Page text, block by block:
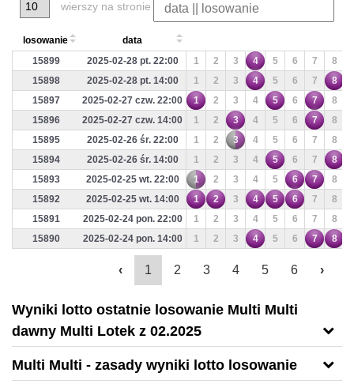
wierszy na stronie
losowanie
data
15899
2025-02-28 pt. 22:00 1 2 3 4 5 6 7 8
15898
2025-02-28 pt. 14:00 1 2 3 4 5 6 7 8
15897
2025-02-27 czw. 22:00 1 2 3 4 5 6 7 8
15896
2025-02-27 czw. 14:00 1 2 3 4 5 6 7 8
15895
2025-02-26 śr. 22:00 1 2 3 4 5 6 7 8
15894
2025-02-26 śr. 14:00 1 2 3 4 5 6 7 8
15893
2025-02-25 wt. 22:00 1 2 3 4 5 6 7 8
15892
2025-02-25 wt. 14:00 1 2 3 4 5 6 7 8
15891
2025-02-24 pon. 22:00 1 2 3 4 5 6 7 8
15890
2025-02-24 pon. 14:00 1 2 3 4 5 6 7 8
‹ 1 2 3 4 5 6 ›
Wyniki lotto ostatnie losowanie Multi Multi
dawny Multi Lotek z 02.2025
Multi Multi - zasady wyniki lotto losowanie